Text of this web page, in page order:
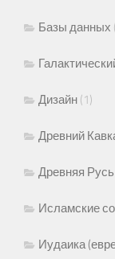
Базы данных
Дизайн (1)
Древний
Древняя Русь
Исламские
Иудаика